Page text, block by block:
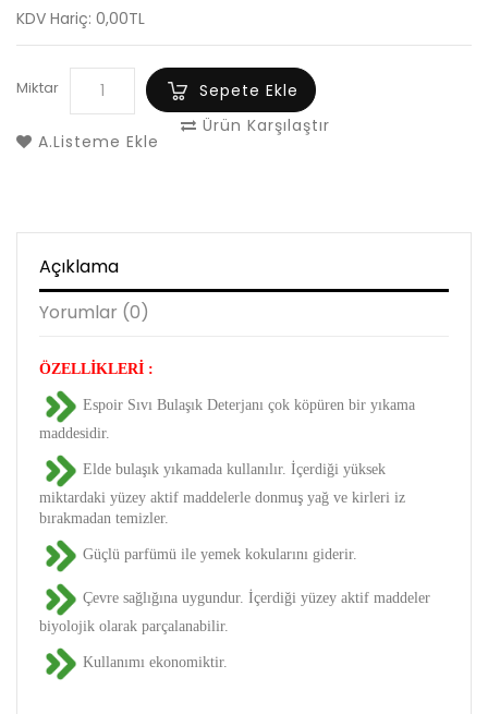
KDV Hariç: 0,00TL
Miktar Sepete Ekle
A.Listeme Ekle
Ürün Karşılaştır
Açıklama
Yorumlar (0)
ÖZELLİKLERİ :
Espoir Sıvı Bulaşık Deterjanı çok köpüren bir yıkama
maddesidir.
Elde bulaşık yıkamada kullanılır. İçerdiği yüksek
miktardaki yüzey aktif maddelerle donmuş yağ ve kirleri iz
bırakmadan temizler.
Güçlü parfümü ile yemek kokularını giderir.
Çevre sağlığına uygundur. İçerdiği yüzey aktif maddeler
biyolojik olarak parçalanabilir.
Kullanımı ekonomiktir.